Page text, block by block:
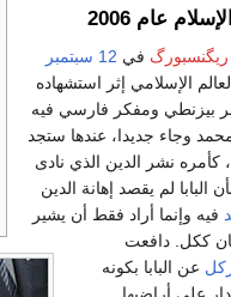
عام 2006
في 12 سبتمبر
الإسلامي إثر استشهاده
بيزنطي ومفكر فارسي فيه
وجاء جديدا، عندها ستجد
نشر الدين الذي نادى
البابا لم يقصد إهانة الدين
فيه وإنما أراد فقط أن يشير
ككل. دافعت
عن البابا بكونه